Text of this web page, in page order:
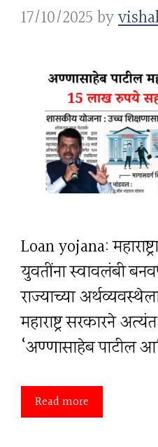
17/10/2025by
Loan yojana:
युवतींना स्वावलंबी
राज्याच्या
महाराष्ट्र सरकारने
‘अण्णासाहेब पाटील
Read more